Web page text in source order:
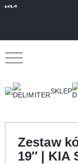
SKLEP
Zestaw
19″ | KIA